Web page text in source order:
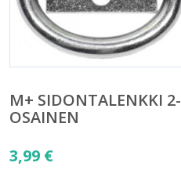
M+ SIDONTALENKKI 2-
OSAINEN
3,99 €